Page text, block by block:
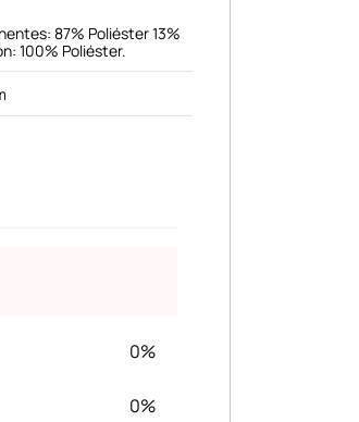
87% Poliéster 13%
100% Poliéster.
0%
0%